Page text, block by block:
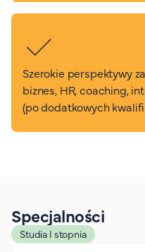
Szerokie perspektywy
biznes, HR, coaching,
(po dodatkowych
Specjalności
Studia I stopnia